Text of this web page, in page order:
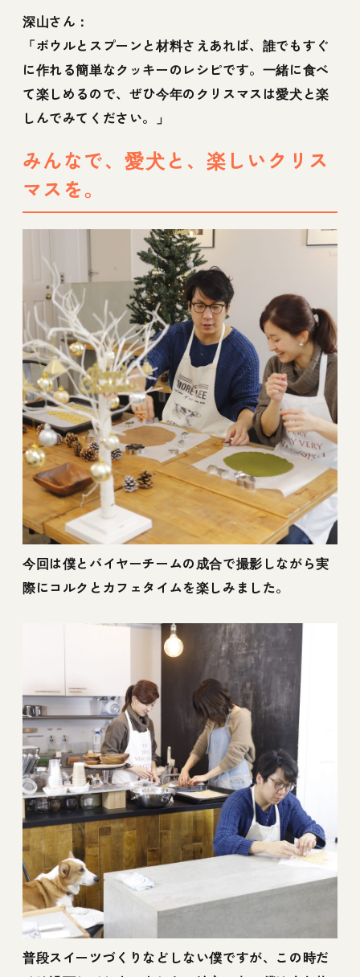
深山さん：
「ボウルとスプーンと材料さえあれば、誰でもすぐ
に作れる簡単なクッキーのレシピです。一緒に食べ
て楽しめるので、ぜひ今年のクリスマスは愛犬と楽
しんでみてください。」
みんなで、愛犬と、楽しいクリス
マスを。
今回は僕とバイヤーチームの成合で撮影しながら実
際にコルクとカフェタイムを楽しみました。
普段スイーツづくりなどしない僕ですが、この時だ